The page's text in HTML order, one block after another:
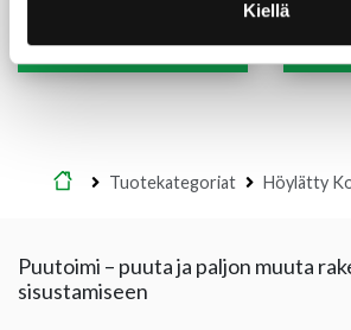
Kiellä
Lue lisää
Etusivu
Tuotekategoriat Höylätty
Puutoimi – puuta ja paljon muuta
sisustamiseen